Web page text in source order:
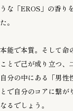
うな「EROS」の香り
た。
本能で本質。そして命
ことで己が成り立つ
自分の中にある「男性
とで自分のコアに繋
なるでしょう。